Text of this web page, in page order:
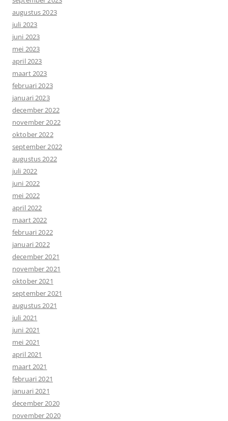
augustus 2023
juli 2023
juni 2023
mei 2023
april 2023
maart 2023
februari 2023
januari 2023
december 2022
november 2022
oktober 2022
september 2022
augustus 2022
juli 2022
juni 2022
mei 2022
april 2022
maart 2022
februari 2022
januari 2022
december 2021
november 2021
oktober 2021
september 2021
augustus 2021
juli 2021
juni 2021
mei 2021
april 2021
maart 2021
februari 2021
januari 2021
december 2020
november 2020